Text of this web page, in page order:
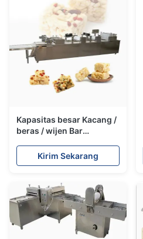
Kapasitas besar Kacang /
beras / wijen Bar
BahanKirim Sekarang